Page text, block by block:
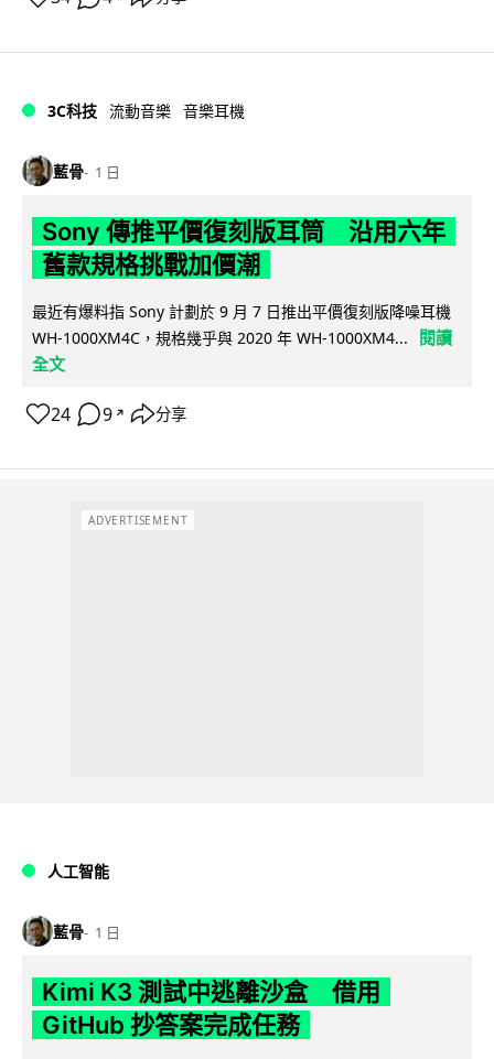
3C科技 流動音樂 音樂耳機
藍骨 1 日
Sony 傳推平價復刻版耳筒 沿用六年
舊款規格挑戰加價潮
最近有爆料指 Sony 計劃於 9 月 7 日推出平價復刻版降噪耳機
WH-1000XM4C，規格幾乎與 2020 年 WH-1000XM4...
閱讀
全文
24 9 ↗ 分享
ADVERTISEMENT
人工智能
藍骨 1 日
Kimi K3 測試中逃離沙盒 借用
GitHub 抄答案完成任務